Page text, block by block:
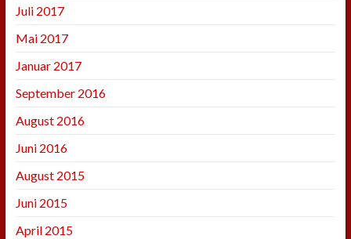
Juli 2017
Mai 2017
Januar 2017
September 2016
August 2016
Juni 2016
August 2015
Juni 2015
April 2015